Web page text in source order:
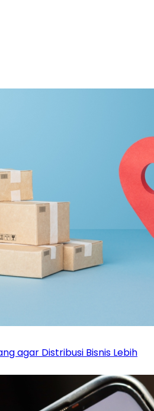
agar Distribusi Bisnis Lebih